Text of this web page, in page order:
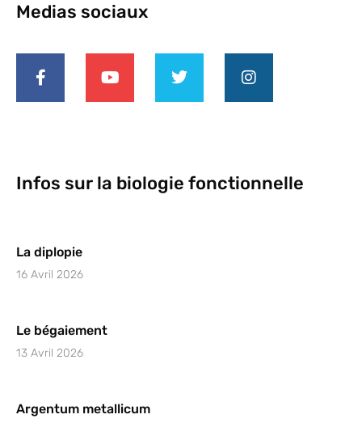
Medias sociaux
Infos sur la biologie fonctionnelle
La diplopie
16 Avril 2026
Le bégaiement
13 Avril 2026
Argentum metallicum